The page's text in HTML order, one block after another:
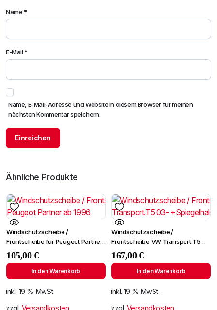
Name*
E-Mail*
Name, E-Mail-Adresse und Website in diesem Browser für meinen
nächsten Kommentar speichern.
Ähnliche Produkte
Windschutzscheibe /
Frontscheibe für Peugeot Partner
ab 1996
105,00€
In den Warenkorb
inkl. 19 % MwSt.
zzgl. Versandkosten
Windschutzscheibe /
Frontscheibe VW Transport.T5
03- +Spiegelhalter
167,00€
In den Warenkorb
inkl. 19 % MwSt.
zzgl. Versandkosten